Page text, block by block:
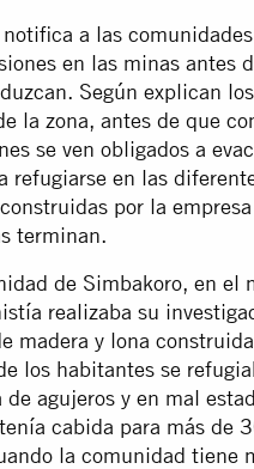
notifica a las
en las minas antes
Según explican los
la zona, antes de que
se ven obligados a
refugiarse en las
por la
terminan.
de Simbakoro, en el
realizaba su
madera y lona
los habitantes se
de agujeros y en mal
cabida para más de
la comunidad tiene